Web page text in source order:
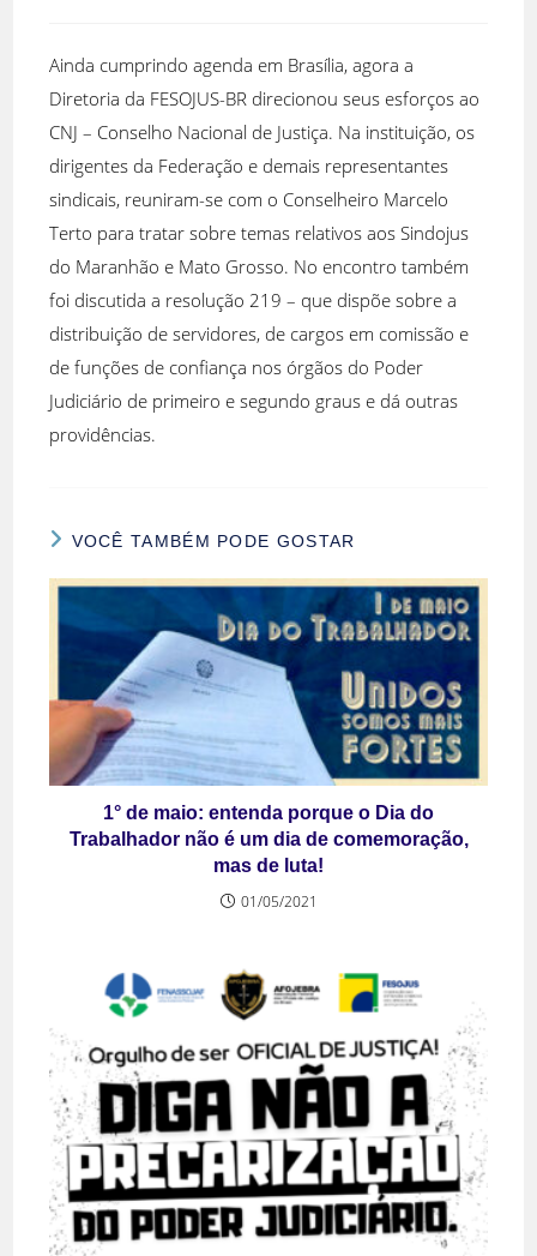
Ainda cumprindo agenda em Brasília, agora a
Diretoria da FESOJUS-BR direcionou seus esforços ao
CNJ – Conselho Nacional de Justiça. Na instituição, os
dirigentes da Federação e demais representantes
sindicais, reuniram-se com o Conselheiro Marcelo
Terto para tratar sobre temas relativos aos Sindojus
do Maranhão e Mato Grosso. No encontro também
foi discutida a resolução 219 – que dispõe sobre a
distribuição de servidores, de cargos em comissão e
de funções de confiança nos órgãos do Poder
Judiciário de primeiro e segundo graus e dá outras
providências.
VOCÊ TAMBÉM PODE GOSTAR
1° de maio: entenda porque o Dia do
Trabalhador não é um dia de comemoração,
mas de luta!
01/05/2021